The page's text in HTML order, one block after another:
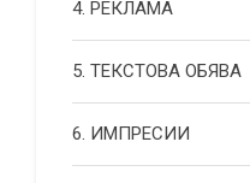
4. РЕКЛАМА
5. ТЕКСТОВА ОБЯВА
6. ИМПРЕСИИ